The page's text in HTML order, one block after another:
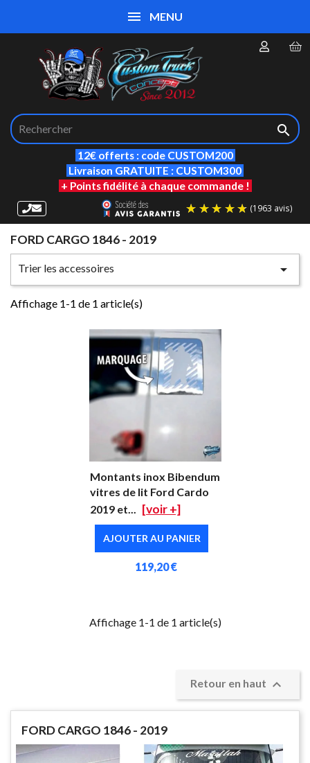

12€ offerts : code CUSTOM200
Livraison GRATUITE : CUSTOM300
+ Points fidélité à chaque commande !
MENU
FORD CARGO 1846 - 2019
Trier les accessoires 
Affichage 1-1 de 1 article(s)
Montants inox Bibendum
vitres de lit Ford Cardo
2019 et... [voir +]
AJOUTER AU PANIER
119,20 €
Affichage 1-1 de 1 article(s)
Retour en haut 
FORD CARGO 1846 - 2019